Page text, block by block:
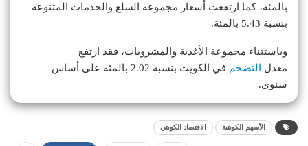
بالمئة، كما ارتفعت أسعار مجموعة السلع والخدمات المتنوعة
بنسبة 5.43 بالمئة.
وباستثناء مجموعة الأغذية والمشروبات، فقد ارتفع
معدل
التضخم
في الكويت بنسبة 2.02 بالمئة على أساس
سنوي.
الأسهم الكويتية الاقتصاد الكويتي